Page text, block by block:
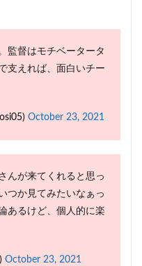
監督はモチベータータ
支えれば、面白いチー
October 23, 2021
んが来てくれると思っ
つか見てみたいなぁっ
あるけど、個人的に楽
October 23, 2021